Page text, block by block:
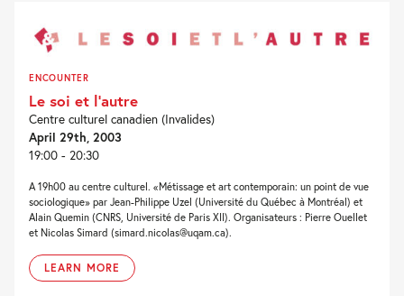
ENCOUNTER
Le soi et l’autre
Centre culturel canadien (Invalides)
April 29th, 2003
19:00 - 20:30
A 19h00 au centre culturel. «Métissage et art contemporain: un point de vue
sociologique» par Jean-Philippe Uzel (Université du Québec à Montréal) et
Alain Quemin (CNRS, Université de Paris XII). Organisateurs : Pierre Ouellet
et Nicolas Simard (simard.nicolas@uqam.ca).
LEARN MORE